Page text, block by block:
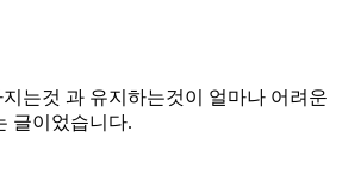
는것 과 유지하는것이 얼마나 어려운
글이었습니다.